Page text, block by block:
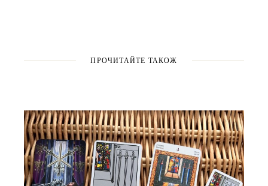
ПРОЧИТАЙТЕ ТАКОЖ